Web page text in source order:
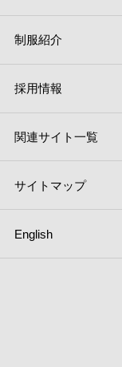
採用情報
English
関連サイト一覧
制服紹介
サイトマップ